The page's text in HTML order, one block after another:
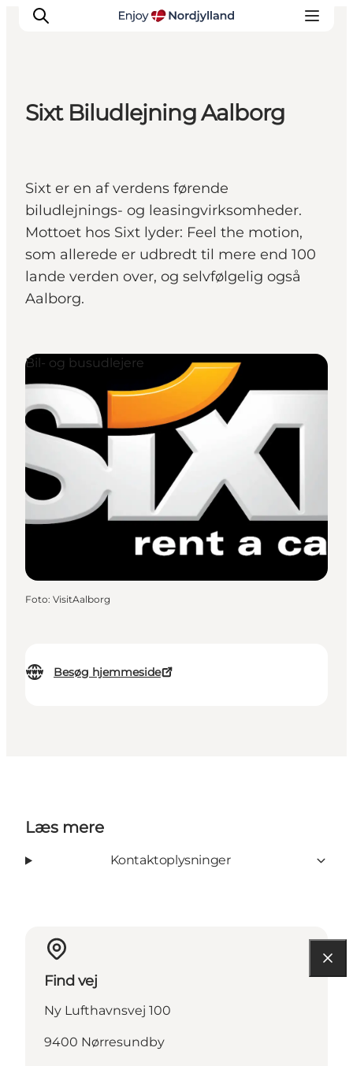
Byer og steder
Guides
Det sker
For børn
Sixt Biludlejning Aalborg
Sixt er en af verdens førende
biludlejnings- og leasingvirksomheder.
Mottoet hos Sixt lyder: Feel the motion,
som allerede er udbredt til mere end 100
lande verden over, og selvfølgelig også
Aalborg.
Besøg hjemmeside
Bil- og busudlejere
Foto: VisitAalborg
Læs mere
Kontaktoplysninger
Find vej
Ny Lufthavnsvej 100
9400 Nørresundby